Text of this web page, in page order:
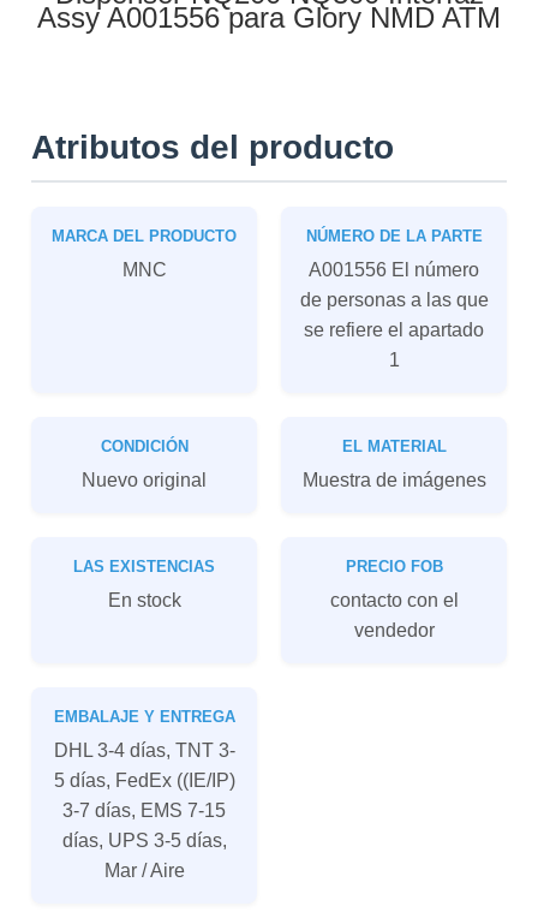
Assy A001556 para Glory NMD ATM
Atributos del producto
MARCA DEL PRODUCTO
MNC
NÚMERO DE LA PARTE
A001556 El número
de personas a las que
se refiere el apartado
1
CONDICIÓN
Nuevo original
EL MATERIAL
Muestra de imágenes
LAS EXISTENCIAS
En stock
PRECIO FOB
contacto con el
vendedor
EMBALAJE Y ENTREGA
DHL 3-4 días, TNT 3-
5 días, FedEx ((IE/IP)
3-7 días, EMS 7-15
días, UPS 3-5 días,
Mar / Aire